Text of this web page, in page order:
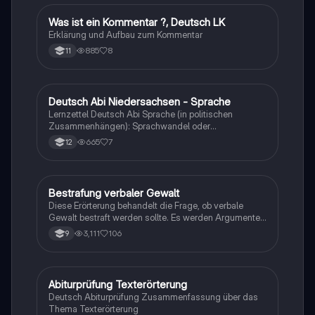
Deutsch
Was ist ein Kommentar ?, Deutsch LK
Erklärung und Aufbau zum Kommentar
11 885 8
Deutsch
Deutsch Abi Niedersachsen - Sprache
Lernzettel Deutsch Abi Sprache (in politischen
Zusammenhängen): Sprachwandel oder
Sprachverfall, Standardisierungsideologie und
Differenztheorie, Kommunikationsmodelle, Merkmale
12 665 7
Deutsch
Bestrafung verbaler Gewalt
Diese Erörterung behandelt die Frage, ob verbale
Gewalt bestraft werden sollte. Es werden Argumente
für und gegen die Bestrafung diskutiert, einschließlich
der psychischen und physischen Auswirkungen auf
Notwendigkeit von Maßnahmen zur Gewaltprävention
und die Rolle der Gesellschaft im Umgang mit
verbalen Übergriffen.
9 3,111 106
Deutsch
Abiturprüfung Texterörterung
Deutsch Abiturprüfung Zusammenfassung über das
Thema Texterörterung